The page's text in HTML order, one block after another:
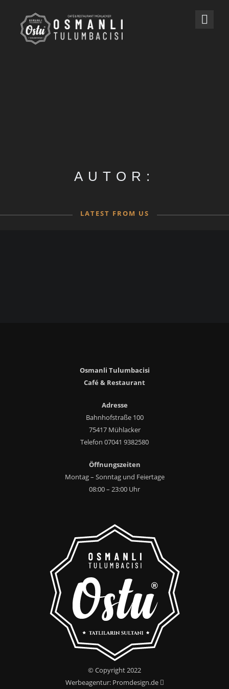
AUTOR:
LATEST FROM US
Osmanli Tulumbacisi
Café & Restaurant
Adresse
Bahnhofstraße 100
75417 Mühlacker
Telefon 07041 9382580
Öffnungszeiten
Montag – Sonntag und Feiertage
08:00 – 23:00 Uhr
© Copyright 2022
Werbeagentur: Promdesign.de